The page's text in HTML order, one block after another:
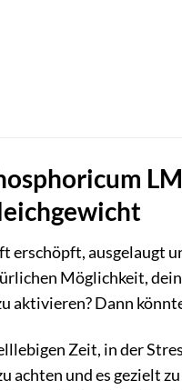
erschöpft, ausgelaugt
Möglichkeit,
aktivieren? Dann
Zeit, in der
achten und es gezielt